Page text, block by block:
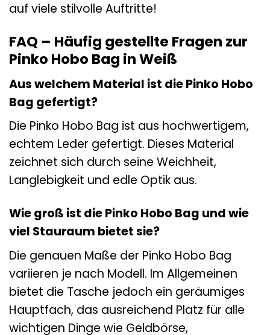
auf viele stilvolle Auftritte!
FAQ – Häufig gestellte Fragen zur
Pinko Hobo Bag in Weiß
Aus welchem Material ist die Pinko Hobo
Bag gefertigt?
Die Pinko Hobo Bag ist aus hochwertigem,
echtem Leder gefertigt. Dieses Material
zeichnet sich durch seine Weichheit,
Langlebigkeit und edle Optik aus.
Wie groß ist die Pinko Hobo Bag und wie
viel Stauraum bietet sie?
Die genauen Maße der Pinko Hobo Bag
variieren je nach Modell. Im Allgemeinen
bietet die Tasche jedoch ein geräumiges
Hauptfach, das ausreichend Platz für alle
wichtigen Dinge wie Geldbörse,